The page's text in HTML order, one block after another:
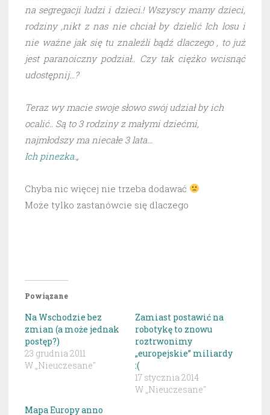
na segregacji ludzi i dzieci.! Wszyscy mamy dzieci,
rodziny ,nikt z nas nie chciał by dzielić Ich losu i
nie ważne jak się tu znaleźli bądź dlaczego , to już
jest paranoiczny podział.. Czy tak ciężko wcisnąć
udostępnij…?
Teraz wy macie swoje słowo swój udział by ich
ocalić.. Są to 3 rodziny z małymi dziećmi,
najmłodszy ma niecałe 3 lata…
Ich pinezka.„
Chyba nic więcej nie trzeba dodawać
Może tylko zastanówcie się dlaczego
Powiązane
Na Wschodzie bez
zmian (a może jednak
postęp?)
23 grudnia 2011
W „Nieuczesane"
Zamiast postawić na
robotykę to znowu
roztrwonimy
„europejskie” miliardy
:(
17 stycznia 2014
W „Nieuczesane"
Mapa Europy anno